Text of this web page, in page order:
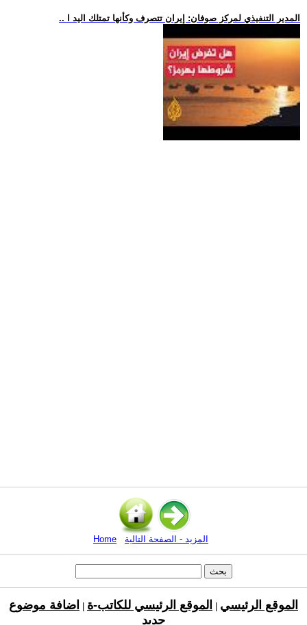
.. المدير التنفيذي لمركز صوفان: إيران تتصرف وكأنها تمتلك اليد ا
Home المزيد - الصفحة التالية
الموقع الرئيسي الموقع الرئيسي للكاتب-ة
اضافة موضوع
جديد